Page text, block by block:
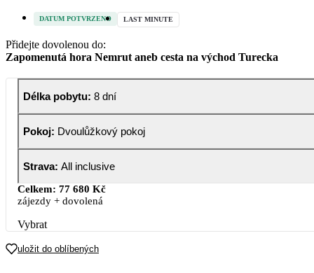
DATUM POTVRZENO LAST MINUTE
Přidejte dovolenou do:
Zapomenutá hora Nemrut aneb cesta na východ Turecka
Délka pobytu: 8 dní
Pokoj: Dvoulůžkový pokoj
Strava: All inclusive
Celkem: 77 680 Kč
zájezdy + dovolená
Vybrat
uložit do oblíbených